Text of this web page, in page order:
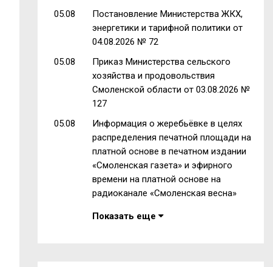
05.08
Постановление Министерства ЖКХ,
энергетики и тарифной политики от
04.08.2026 № 72
05.08
Приказ Министерства сельского
хозяйства и продовольствия
Смоленской области от 03.08.2026 №
127
05.08
Информация о жеребьёвке в целях
распределения печатной площади на
платной основе в печатном издании
«Смоленская газета» и эфирного
времени на платной основе на
радиоканале «Смоленская весна»
Показать еще